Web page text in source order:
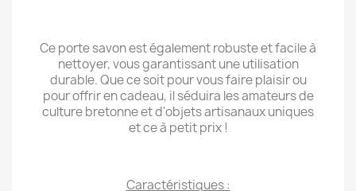
Ce porte savon est également robuste et facile à
nettoyer, vous garantissant une utilisation
durable. Que ce soit pour vous faire plaisir ou
pour offrir en cadeau, il séduira les amateurs de
culture bretonne et d'objets artisanaux uniques
et ce à petit prix !
Caractéristiques :